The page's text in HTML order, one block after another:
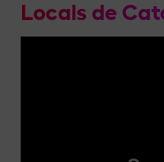
Locals de